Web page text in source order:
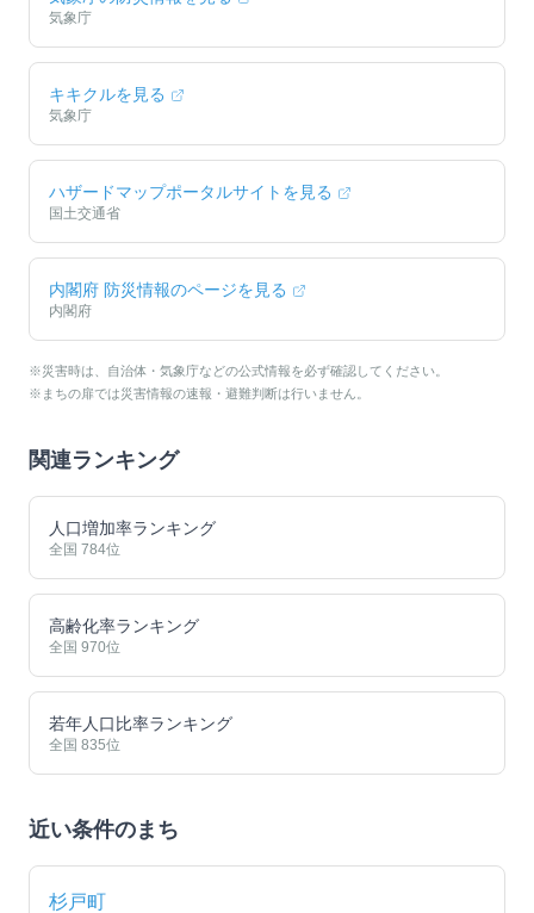
気象庁
キキクルを見る
気象庁
ハザードマップポータルサイトを見る
国土交通省
内閣府 防災情報のページを見る
内閣府
※災害時は、自治体・気象庁などの公式情報を必ず確認してください。
※まちの扉では災害情報の速報・避難判断は行いません。
関連ランキング
人口増加率ランキング
全国 784位
高齢化率ランキング
全国 970位
若年人口比率ランキング
全国 835位
近い条件のまち
杉戸町